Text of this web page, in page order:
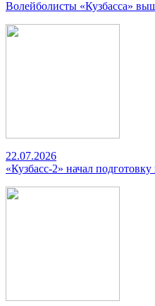
Волейболисты «Кузбасса»
22.07.2026
«Кузбасс-2» начал